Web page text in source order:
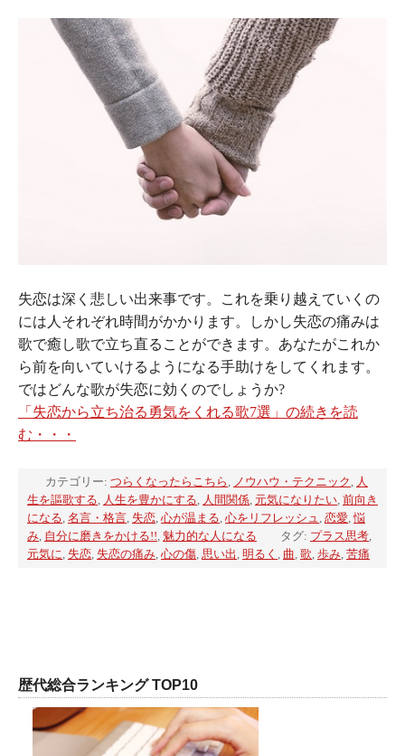
失恋は深く悲しい出来事です。これを乗り越えていくの
には人それぞれ時間がかかります。しかし失恋の痛みは
歌で癒し歌で立ち直ることができます。あなたがこれか
ら前を向いていけるようになる手助けをしてくれます。
ではどんな歌が失恋に効くのでしょうか?
「失恋から立ち治る勇気をくれる歌7選」の続きを読
む・・・
カテゴリー: つらくなったらこちら ノウハウ・テクニック
人
生を謳歌する
人生を豊かにする 人間関係 元気になりたい 前向き
になる 名言・格言 失恋 心が温まる 心をリフレッシュ 恋愛 ,悩
み 自分に磨きをかける!! 魅力的な人になる タグ: プラス思考
元気に 失恋 失恋の痛み 心の傷 思い出 明るく 曲 歌 歩み 苦痛
歴代総合ランキング TOP10